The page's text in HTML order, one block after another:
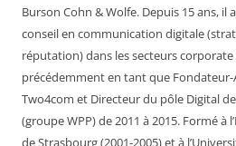
Burson Cohn & Wolfe. Depuis 15 ans,
conseil en communication digitale
réputation) dans les secteurs
précédemment en tant que Fondateur-
Two4com et Directeur du pôle Digital
(groupe WPP) de 2011 à 2015. Formé à
de Strasbourg (2001-2005) et à